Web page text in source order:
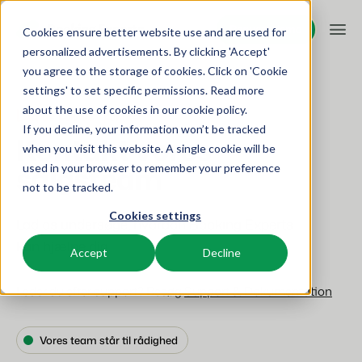
Cookies ensure better website use and are used for
personalized advertisements. By clicking 'Accept'
you agree to the storage of cookies. Click on 'Cookie
settings' to set specific permissions. Read more
about the use of cookies in our cookie policy.
If you decline, your information won’t be tracked
when you visit this website. A single cookie will be
used in your browser to remember your preference
not to be tracked.
Cookies settings
Accept Decline
Request demo
Request demo
Platform
BEX PMS
Reservationssystem
Administrer alle dine backoffice-operationer.
Vis din beholdning på en blanding af kanaler.
Øg antallet af direkte bookinger via din hjemmeside.
App Store
Integrer med dine yndlingsapps og -værktøjer.
Løsninger
Booking Experts til:
Villaer, bungalows, hytter og træhuse.
Hotelværelser, lejligheder og gæstehuse.
Feriesteder
Ski-, spa-, dykker- og golfresorts.
Resources
Viden
BEX Educate | Pro
Bliv ved med at lære, bliv ved med at lede inden for
BEX Educate | NextGen
Priser
Overview
For Campings
Make the Switch
Lad os komme i kontakt
Kontakt vores
salgsteam
Lad os undersøge, hvordan Booking Experts
kan hjælpe dig.
Leder du efter support? BesøgSupport & Dokumentation
Vores team står til rådighed